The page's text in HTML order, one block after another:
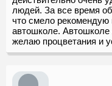
людей. За все время
что смело рекомендую
автошколе. Автошколе
желаю процветания и